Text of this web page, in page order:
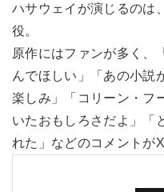
ハサウェイが演じるのは
役。
原作にはファンが多く、
んでほしい」「あの小説
楽しみ」「コリーン・フ
いたおもしろさだよ」「
れた」などのコメントが